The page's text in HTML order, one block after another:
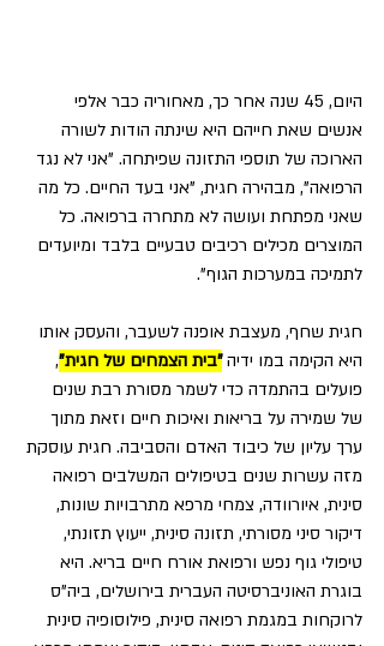
היום, 45 שנה אחר כך, מאחוריה כבר אלפי
אנשים שאת חייהם היא שינתה הודות לשורה
הארוכה של תוספי התזונה שפיתחה. "אני לא נגד
הרפואה", מבהירה חגית, "אני בעד החיים. כל מה
שאני מפתחת ועושה לא מתחרה ברפואה. כל
המוצרים מכילים רכיבים טבעיים בלבד ומיועדים
לתמיכה במערכות הגוף".
חגית שחף, מעצבת אופנה לשעבר, והעסק אותו
היא הקימה במו ידיה "בית הצמחים של חגית",
פועלים בהתמדה כדי לשמר מסורת רבת שנים
של שמירה על בריאות ואיכות חיים וזאת מתוך
ערך עליון של כיבוד האדם והסביבה. חגית עוסקת
מזה עשרות שנים בטיפולים המשלבים רפואה
סינית, איורוודה, צמחי מרפא מתרבויות שונות,
דיקור סיני מסורתי, תזונה סינית, ייעוץ תזונתי,
טיפולי גוף נפש ורפואת אורח חיים בריא. היא
בוגרת האוניברסיטה העברית בירושלים, ביה"ס
לרוקחות במגמת רפואה סינית, פילוסופיה סינית